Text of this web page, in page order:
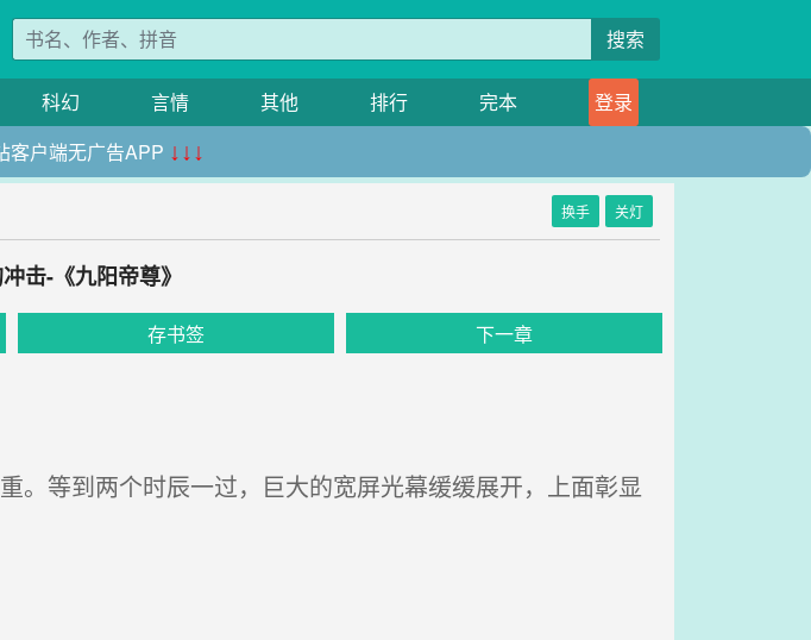
搜索
科幻 言情 其他 排行 完本
登录
客户端无广告APP ↓↓↓
换手 关灯
击-《九阳帝尊》
存书签 下一章
等到两个时辰一过，巨大的宽屏光幕缓缓展开，上面彰显